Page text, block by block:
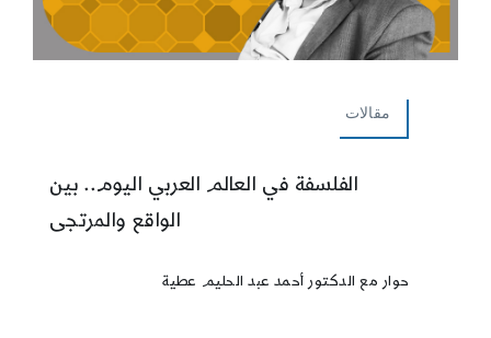
مقالات
الفلسفة في العالم العربي اليوم.. بين
الواقع والمرتجى
حوار مع الدكتور أحمد عبد الحليم عطية